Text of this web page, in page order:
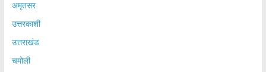
अमृतसर
उत्तरकाशी
उत्तराखंड
चमोली